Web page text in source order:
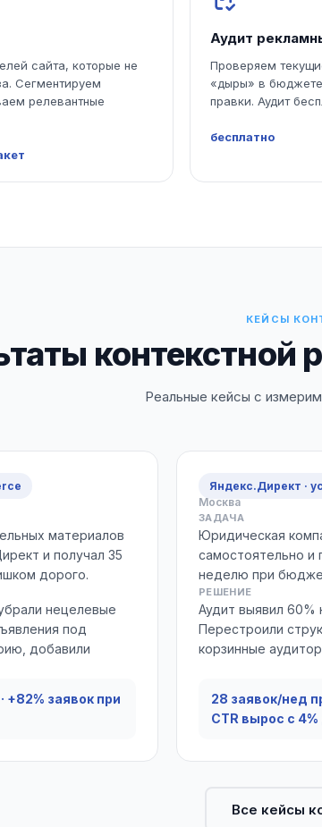
сайта, которые не
Сегментируем
релевантные
Аудит
Проверяем
«дыры» в
правки. Аудит
бесплатно
КЕЙСЫ
Реальные кейсы с
материалов
и получал 35
дорого.
нецелевые
под
добавили
+82% заявок при
Яндекс.Директ ·
Москва
ЗАДАЧА
Юридическая
самостоятельно и
неделю при
РЕШЕНИЕ
Аудит выявил 60%
Перестроили
корзинные
28 заявок/нед
CTR вырос с 4%
Все кейсы